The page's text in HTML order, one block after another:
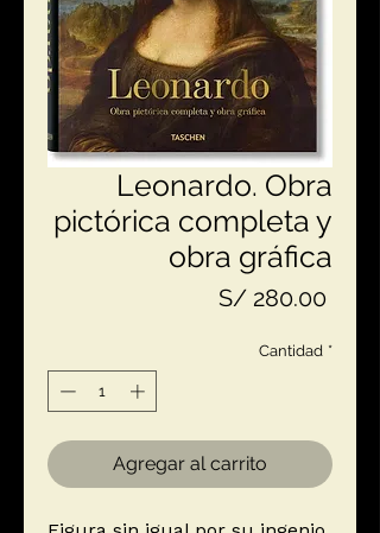
Leonardo. Obra
pictórica completa y
obra gráfica
S/ 280.00Precio
Cantidad *
Agregar al carrito